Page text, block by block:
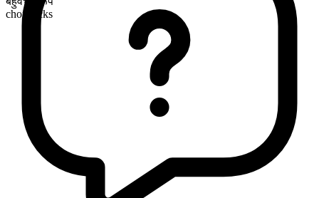
chopsticks